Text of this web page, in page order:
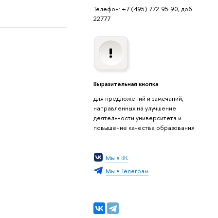
Телефон: +7 (495) 772-95-90, доб.
22777
Выразительная кнопка
для предложений и замечаний,
направленных на улучшение
деятельности университета и
повышение качества образования
Мы в ВК
Мы в Телеграм